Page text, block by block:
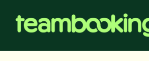
contenu